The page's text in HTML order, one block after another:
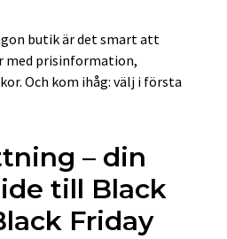
butik är det smart att
med prisinformation,
Och kom ihåg: välj i första
– din
till Black
Friday